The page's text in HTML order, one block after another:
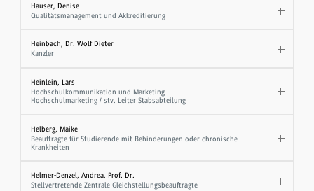
Hauser, Denise
Qualitätsmanagement und Akkreditierung
Heinbach, Dr. Wolf Dieter
Kanzler
Heinlein, Lars
Hochschulkommunikation und Marketing
Hochschulmarketing / stv. Leiter Stabsabteilung
Helberg, Maike
Beauftragte für Studierende mit Behinderungen oder chronische
Krankheiten
Helmer-Denzel, Andrea, Prof. Dr.
Stellvertretende Zentrale Gleichstellungsbeauftragte